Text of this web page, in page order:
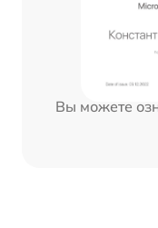
Вы можете